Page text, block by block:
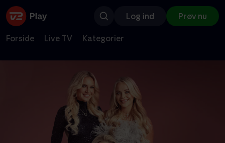
Log ind Prøv nu
Forside Live TV Kategorier